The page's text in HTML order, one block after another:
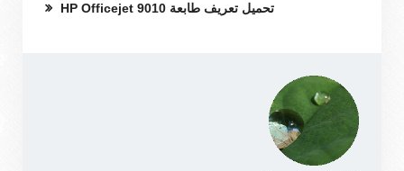
تحميل تعريف طابعة HP Officejet 9010